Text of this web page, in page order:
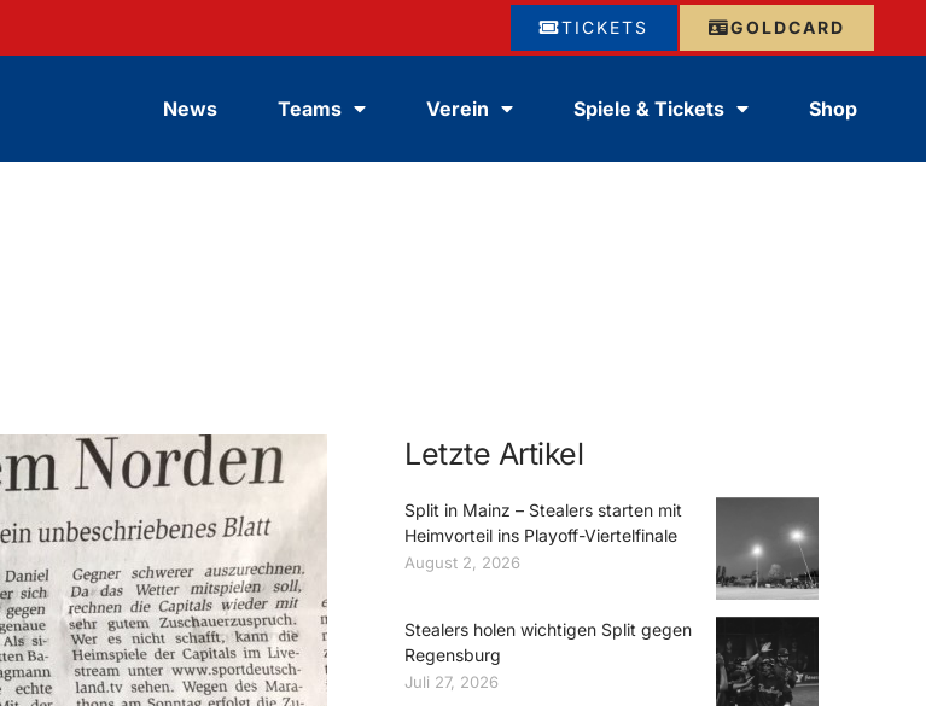
GOLDCARD
TICKETS
News Teams Verein Spiele & Tickets Shop
Letzte Artikel
Split in Mainz – Stealers starten mit
Heimvorteil ins Playoff-Viertelfinale
August 2, 2026
Stealers holen wichtigen Split gegen
Regensburg
Juli 27, 2026